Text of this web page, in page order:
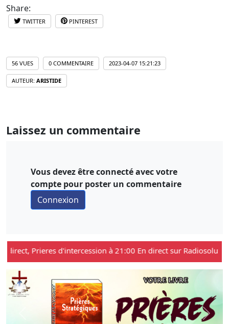
Share:
TWITTER PINTEREST
56 VUES 0 COMMENTAIRE 2023-04-07 15:21:23
AUTEUR: ARISTIDE
Laissez un commentaire
Vous devez être connecté avec votre
compte pour poster un commentaire
Prieres d'intercession à 21:00 En direct sur Radiosolution,
Previous Next